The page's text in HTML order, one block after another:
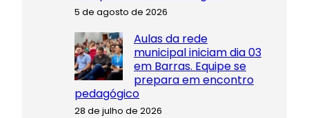
5 de agosto de 2026
Aulas da rede
municipal iniciam dia 03
em Barras. Equipe se
prepara em encontro
pedagógico
28 de julho de 2026